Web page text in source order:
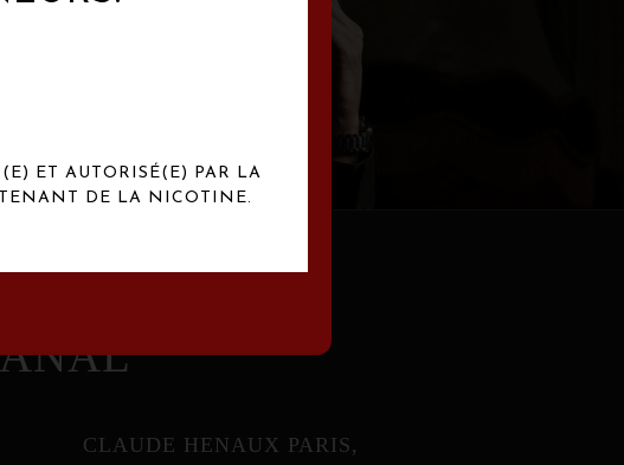
CLAUDE HENAUX PARIS,
ET AUTORISÉ(E) PAR LA
DE LA NICOTINE.